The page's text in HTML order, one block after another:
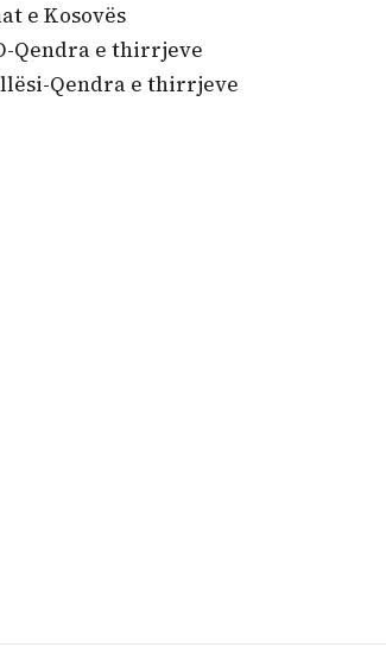
e Kosovës
Qendra e thirrjeve
Qendra e thirrjeve